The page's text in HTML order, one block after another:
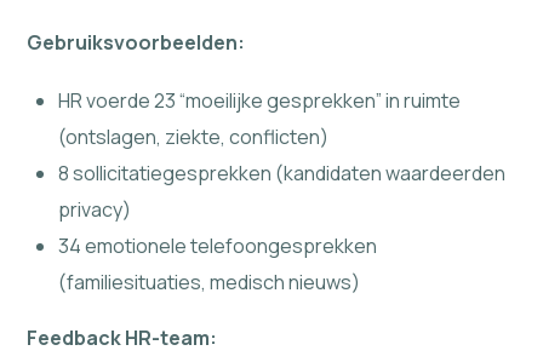
Gebruiksvoorbeelden:
HR voerde 23 “moeilijke gesprekken” in ruimte
(ontslagen, ziekte, conflicten)
8 sollicitatiegesprekken (kandidaten waardeerden
privacy)
34 emotionele telefoongesprekken
(familiesituaties, medisch nieuws)
Feedback HR-team: